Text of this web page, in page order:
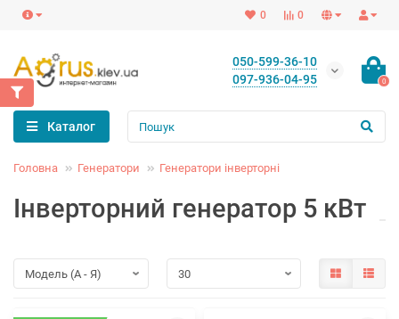
0
0
050-599-36-10
097-936-04-95
0
Каталог
Головна Генератори Генератори інверторні
Інверторний генератор 5 кВт